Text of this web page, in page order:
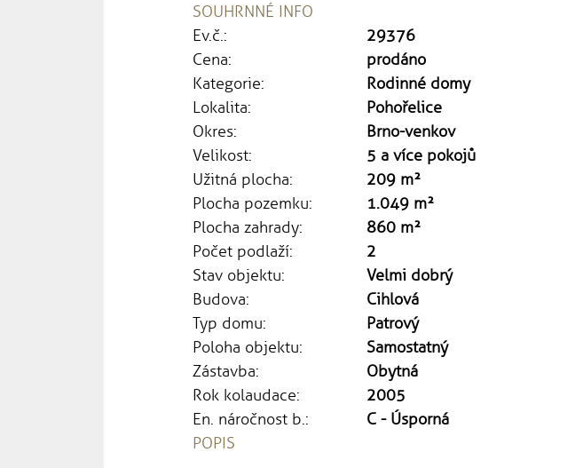
SOUHRNNÉ INFO
Ev.č.:
29376
Cena:
prodáno
Kategorie:
Rodinné domy
Lokalita:
Pohořelice
Okres:
Brno-venkov
Velikost:
5 a více pokojů
Užitná plocha:
209 m²
Plocha pozemku:
1.049 m²
Plocha zahrady:
860 m²
Počet podlaží:
2
Stav objektu:
Velmi dobrý
Budova:
Cihlová
Typ domu:
Patrový
Poloha objektu:
Samostatný
Zástavba:
Obytná
Rok kolaudace:
2005
En. náročnost b.:
C - Úsporná
POPIS